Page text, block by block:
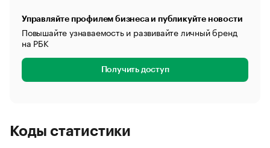
Управляйте профилем бизнеса и публикуйте новости
Повышайте узнаваемость и развивайте личный бренд
на РБК
Получить доступ
Коды статистики